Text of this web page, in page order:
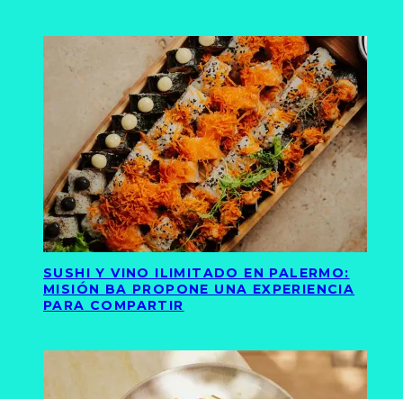
SUSHI Y VINO ILIMITADO EN PALERMO:
MISIÓN BA PROPONE UNA EXPERIENCIA
PARA COMPARTIR